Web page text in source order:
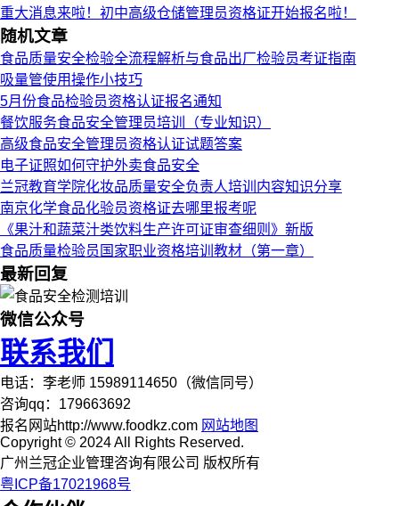
重大消息来啦！初中高级仓储管理员资格证开始报名啦！
随机文章
食品质量安全检验全流程解析与食品出厂检验员考证指南
吸量管使用操作小技巧
5月份食品检验员资格认证报名通知
餐饮服务食品安全管理员培训（专业知识）
高级食品安全管理员资格认证试题答案
电子证照如何守护外卖食品安全
兰冠教育学院化妆品质量安全负责人培训内容知识分享
南京化学食品化验员资格证去哪里报考呢
《果汁和蔬菜汁类饮料生产许可证审查细则》新版
食品质量检验员国家职业资格培训教材（第一章）
最新回复
微信公众号
联系我们
电话：李老师 15989114650（微信同号）
咨询qq：179663692
报名网站http://www.foodkz.com 网站地图
Copyright © 2024 All Rights Reserved.
广州兰冠企业管理咨询有限公司 版权所有
粤ICP备17021968号